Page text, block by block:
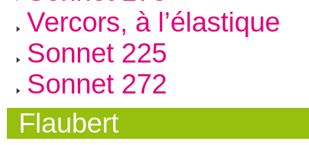
Vercors, à l’élastique
Sonnet 225
Sonnet 272
Flaubert